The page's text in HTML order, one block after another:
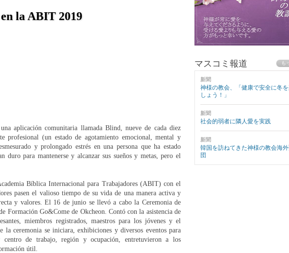
la ABIT 2019
aplicación comunitaria llamada Blind, nueve de cada diez
profesional (un estado de agotamiento emocional, mental y
y prolongado estrés en una persona que ha estado
duro para mantenerse y alcanzar sus sueños y metas, pero el
Bíblica Internacional para Trabajadores (ABIT) con el
pasen el valioso tiempo de su vida de una manera activa y
y valores. El 16 de junio se llevó a cabo la Ceremonia de
Formación Go&Come de Okcheon. Contó con la asistencia de
miembros registrados, maestros para los jóvenes y el
la ceremonia se iniciara, exhibiciones y diversos eventos para
de trabajo, región y ocupación, entretuvieron a los
útil.
マスコミ報道
新聞
神様の教会、「健康で安全に冬を
しょう！」
新聞
社会的弱者に隣人愛を実践
新聞
韓国を訪ねてきた神様の教会海
団